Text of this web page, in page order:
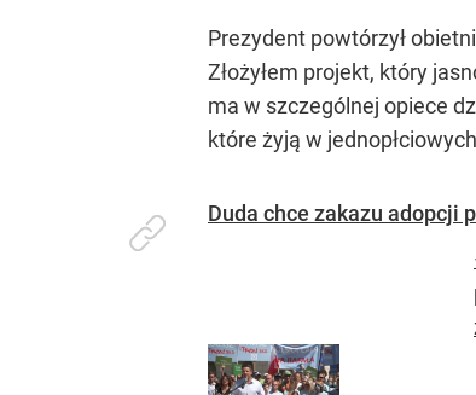
Prezydent powtórzył
Złożyłem projekt, który
ma w szczególnej opiece
które żyją w
Duda chce zakazu adopcji